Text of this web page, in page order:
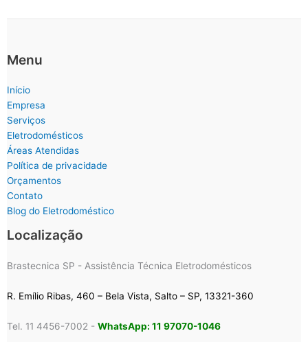
Menu
Início
Empresa
Serviços
Eletrodomésticos
Áreas Atendidas
Política de privacidade
Orçamentos
Contato
Blog do Eletrodoméstico
Localização
Brastecnica SP - Assistência Técnica Eletrodomésticos
R. Emílio Ribas, 460 – Bela Vista, Salto – SP, 13321-360
Tel. 11 4456-7002 - WhatsApp: 11 97070-1046